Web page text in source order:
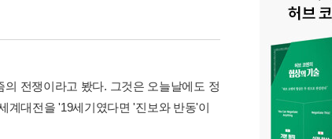
전쟁이라고 봤다. 그것은 오늘날에도 정
계대전을 '19세기였다면 '진보와 반동'이